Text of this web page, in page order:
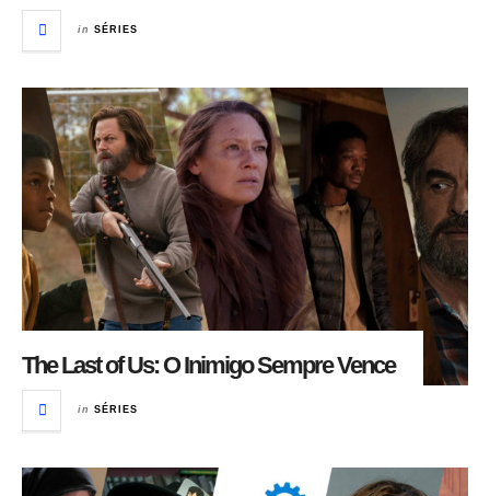
in SÉRIES
The Last of Us: O Inimigo Sempre Vence
in SÉRIES